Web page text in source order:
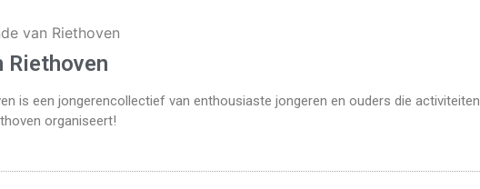
Riethoven
is een jongerencollectief van enthousiaste jongeren en ouders die activiteiten
organiseert!